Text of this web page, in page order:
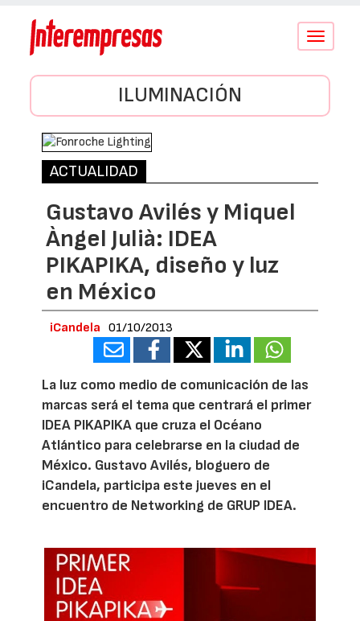
Conmutar
ILUMINACIÓN
ACTUALIDAD
Gustavo Avilés y Miquel
Àngel Julià: IDEA
PIKAPIKA, diseño y luz
en México
iCandela 01/10/2013
La luz como medio de comunicación de las
marcas será el tema que centrará el primer
IDEA PIKAPIKA que cruza el Océano
Atlántico para celebrarse en la ciudad de
México. Gustavo Avilés, bloguero de
iCandela, participa este jueves en el
encuentro de Networking de GRUP IDEA.